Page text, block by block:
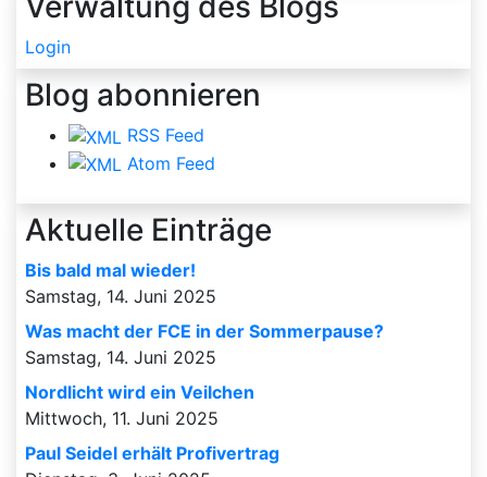
Login
Blog abonnieren
RSS Feed
Atom Feed
Aktuelle Einträge
Bis bald mal wieder!
Samstag, 14. Juni 2025
Was macht der FCE in der Sommerpause?
Samstag, 14. Juni 2025
Nordlicht wird ein Veilchen
Mittwoch, 11. Juni 2025
Paul Seidel erhält Profivertrag